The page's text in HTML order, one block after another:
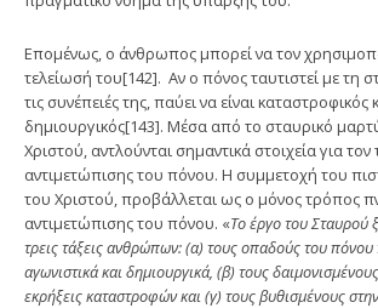
Επομένως, ο άνθρωπος μπορεί να τον
τελείωσή του[142]. Αν ο πόνος ταυτιστεί με τη
τις συνέπειές της, παύει να είναι καταστροφικός
δημιουργικός[143]. Μέσα από το σταυρικό
Χριστού, αντλούνται σημαντικά στοιχεία για
αντιμετώπισης του πόνου. Η συμμετοχή του
του Χριστού, προβάλλεται ως ο μόνος τρόπος
αντιμετώπισης του πόνου. «Το έργο του Σταυρού
τρεις τάξεις ανθρώπων: (α) τους οπαδούς του
αγωνιστικά και δημιουργικά, (β) τους
εκρήξεις καταστροφών και (γ) τους βυθισμένους